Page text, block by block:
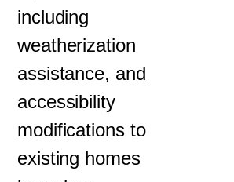
including
weatherization
assistance, and
accessibility
modifications to
existing homes